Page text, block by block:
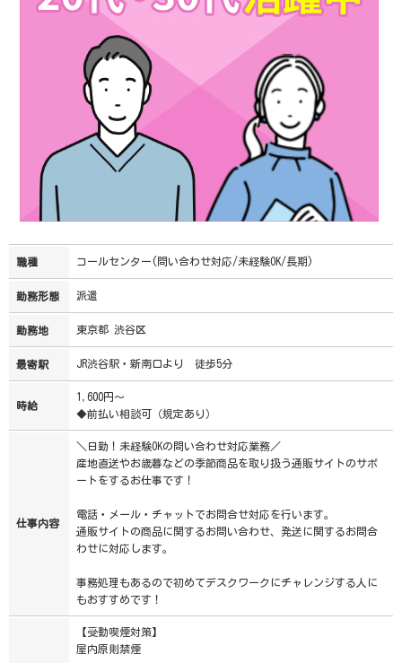
職種 コールセンター(問い合わせ対応/未経験OK/長期)
勤務形態 派遣
勤務地 東京都 渋谷区
最寄駅 JR渋谷駅・新南口より 徒歩5分
時給
1,600円～
◆前払い相談可（規定あり）
仕事内容
＼日勤！未経験OKの問い合わせ対応業務／
産地直送やお歳暮などの季節商品を取り扱う通販サイトのサポ
ートをするお仕事です！
電話・メール・チャットでお問合せ対応を行います。
通販サイトの商品に関するお問い合わせ、発送に関するお問合
わせに対応します。
事務処理もあるので初めてデスクワークにチャレンジする人に
もおすすめです！
【受動喫煙対策】
屋内原則禁煙